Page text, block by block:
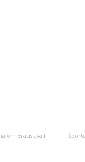
Bratislava I